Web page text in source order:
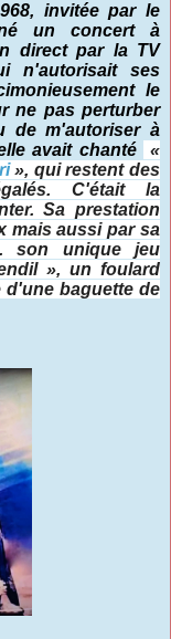
, invitée par le
un concert à
direct par la TV
n'autorisait ses
le
ne pas perturber
de m'autoriser à
avait chanté
«
», qui restent des
C'était la
Sa prestation
mais aussi par sa
son unique jeu
», un foulard
d'une baguette de